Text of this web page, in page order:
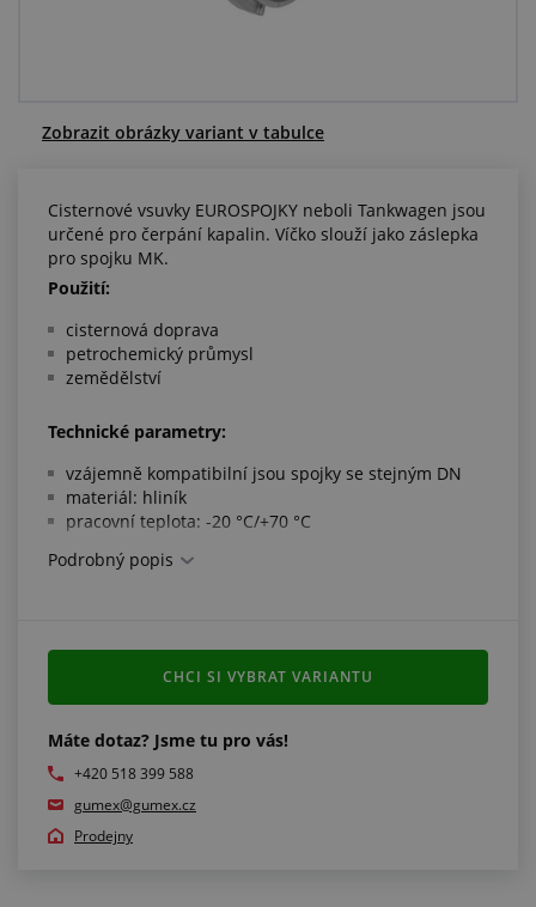
O nás a kariéra
Zobrazit obrázky variant v tabulce
Cisternové vsuvky EUROSPOJKY neboli Tankwagen jsou
určené pro čerpání kapalin. Víčko slouží jako záslepka
pro spojku MK.
Použití:
cisternová doprava
petrochemický průmysl
zemědělství
Technické parametry:
vzájemně kompatibilní jsou spojky se stejným DN
materiál: hliník
pracovní teplota: -20 °C/+70 °C
Splňuje normy:
Podrobný popis
Máte dotaz? Jsme tu pro vás!
+420 518 399 588
gumex@gumex.cz
Prodejny
CHCI SI VYBRAT VARIANTU